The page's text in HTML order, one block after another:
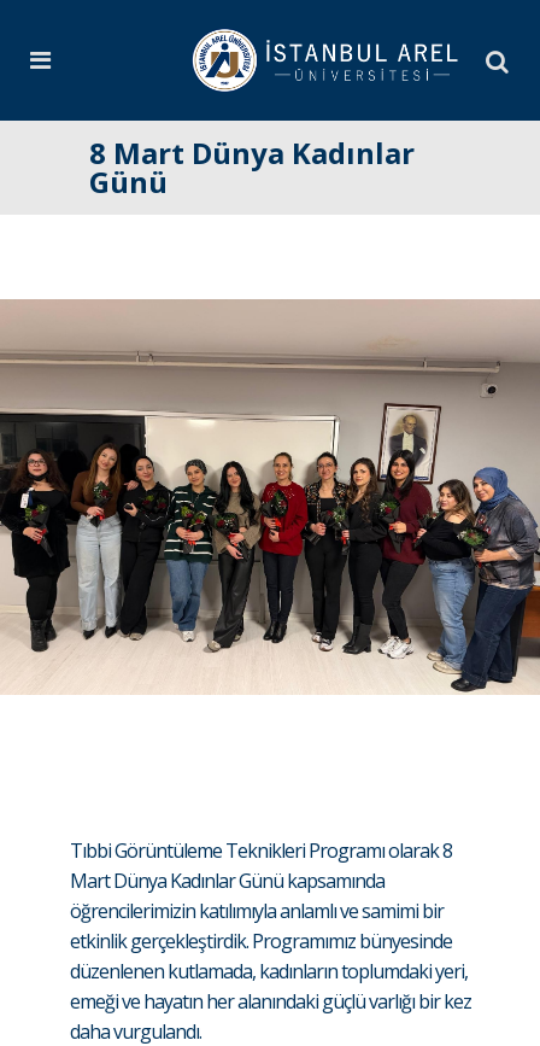
8 Mart Dünya Kadınlar
Günü
Tıbbi Görüntüleme Teknikleri Programı olarak 8
Mart Dünya Kadınlar Günü kapsamında
öğrencilerimizin katılımıyla anlamlı ve samimi bir
etkinlik gerçekleştirdik. Programımız bünyesinde
düzenlenen kutlamada, kadınların toplumdaki yeri,
emeği ve hayatın her alanındaki güçlü varlığı bir kez
daha vurgulandı.